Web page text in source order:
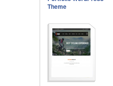
Theme